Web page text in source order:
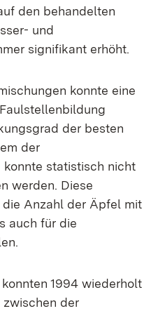
den behandelten
und
signifikant erhöht.
konnte eine
der besten
der
statistisch nicht
werden. Diese
Anzahl der Äpfel mit
auch für die
1994 wiederholt
zwischen der